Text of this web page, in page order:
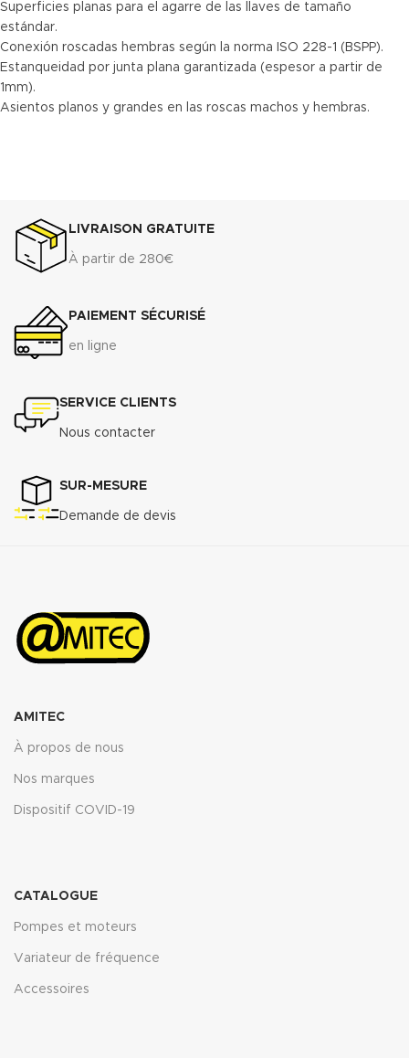
Superficies planas para el agarre de las llaves de tamaño
estándar.
Conexión roscadas hembras según la norma ISO 228-1 (BSPP).
Estanqueidad por junta plana garantizada (espesor a partir de
1mm).
Asientos planos y grandes en las roscas machos y hembras.
LIVRAISON GRATUITE
À partir de 280€
PAIEMENT SÉCURISÉ
en ligne
SERVICE CLIENTS
Nous contacter
SUR-MESURE
Demande de devis
AMITEC
À propos de nous
Nos marques
Dispositif COVID-19
CATALOGUE
Pompes et moteurs
Variateur de fréquence
Accessoires